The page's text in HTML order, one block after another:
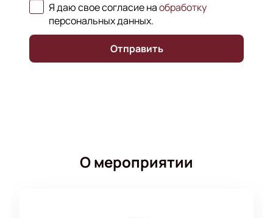
Я даю свое согласие наобработку
персональных данных.
Отправить
О мероприятии